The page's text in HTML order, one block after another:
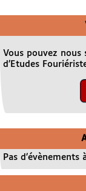
Vous pouvez nous
d’Etudes
Pas d’évènements